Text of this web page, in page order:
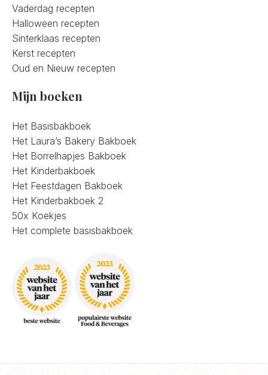
Vaderdag recepten
Halloween recepten
Sinterklaas recepten
Kerst recepten
Oud en Nieuw recepten
Mijn boeken
Het Basisbakboek
Het Laura’s Bakery Bakboek
Het Borrelhapjes Bakboek
Het Kinderbakboek
Het Feestdagen Bakboek
Het Kinderbakboek 2
50x Koekjes
Het complete basisbakboek